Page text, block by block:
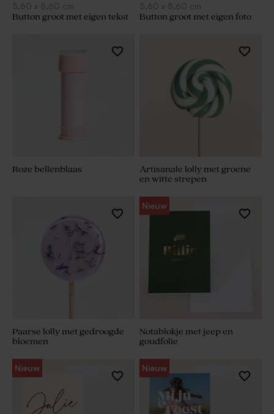
5,60 x 5,60 cm
Button groot met eigen tekst
5,60 x 5,60 cm
Button groot met eigen foto
Roze bellenblaas
Artisanale lolly met groene
en witte strepen
Paarse lolly met gedroogde
bloemen
Nieuw
Notablokje met jeep en
goudfolie
Nieuw Nieuw